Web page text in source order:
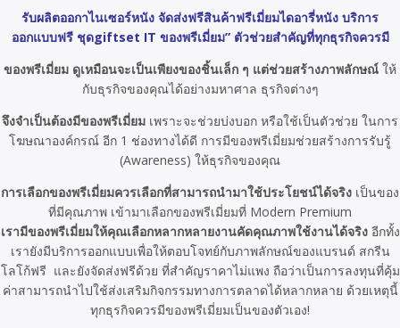
รับผลิตออกาไนเซอร์หนัง จัดส่งฟรีสินค้าฟรีเมี่ยมไดอารี่หนัง บริการ
ออกแบบฟรี ชุดgiftset IT ของพรีเมี่ยม” ตัวช่วยสำคัญที่ทุกธุรกิจควรมี
ของพรีเมี่ยม ดูเหมือนจะเป็นเพียงของชิ้นเล็ก ๆ แต่ช่วยสร้างภาพลักษณ์ ให้
กับธุรกิจของคุณได้อย่างมหาศาล ธุรกิจต่างๆ
จึงจำเป็นต้องมีของพรีเมี่ยม เพราะจะช่วยบ่งบอก หรือใช้เป็นตัวช่วย ในการ
โฆษณาองค์กรณ์ อีก 1 ช่องทางได้ดี การมีของพรีเมี่ยมช่วยสร้างการรับรู้
(Awareness) ให้ธุรกิจของคุณ
การเลือกของพรีเมี่ยมควรเลือกที่สามารถนำมาใช้ประโยชน์ได้จริง เป็นของ
ที่มีคุณภาพ เข้ามาเลือกของพรีเมี่ยมที่ Modern Premium
เรามีของพรีเมี่ยมให้คุณเลือกหลากหลายงานคัดคุณภาพใช้งานได้จริงอีกทั้ง
เรายังมีบริการออกแบบเพื่อให้ตอบโจทย์กับภาพลักษณ์ของแบรนด์ สกรีน
โลโก้ฟรี และยังจัดส่งฟรีด้วย ที่สำคัญราคาไม่แพง ถือว่าเป็นการลงทุนที่คุ้ม
ค่าสามารถนำไปใช้ส่งเสริมกิจกรรมทางการตลาดได้หลากหลาย ด้วยเหตุนี้
ทุกธุรกิจควรมีของพรีเมี่ยมเป็นของตัวเอง!